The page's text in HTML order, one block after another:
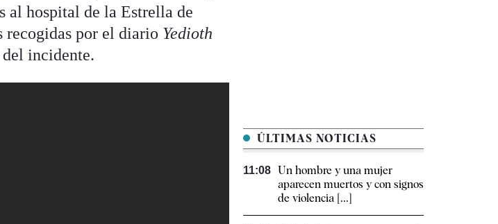
al hospital de la Estrella de
recogidas por el diario Yedioth
incidente.
ÚLTIMAS NOTICIAS
11:08 Un hombre y una mujer
aparecen muertos y con signos
de violencia [...]